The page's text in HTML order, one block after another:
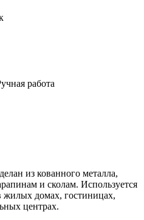
работа
из кованного металла,
и сколам. Используется
жилых домах, гостиницах,
центрах.